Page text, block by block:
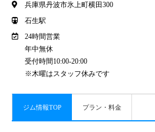
兵庫県丹波市氷上町横田300
石生駅
24時間営業
年中無休
受付時間10:00-20:00
※木曜はスタッフ休みです
ジム情報TOP プラン・料金